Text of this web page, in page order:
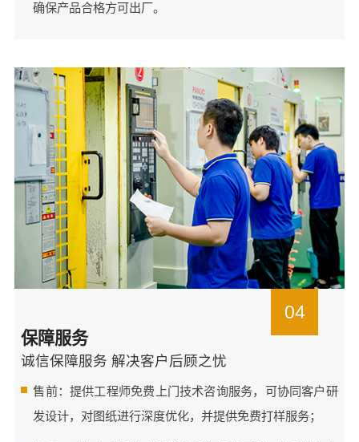
确保产品合格方可出厂。
04
保障服务
诚信保障服务 解决客户后顾之忧
售前：提供工程师免费上门技术咨询服务，可协同客户研
发设计，对图纸进行深度优化，并提供免费打样服务；